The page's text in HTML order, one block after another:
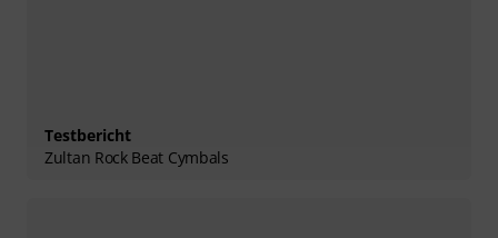
Testbericht
Zultan Rock Beat Cymbals